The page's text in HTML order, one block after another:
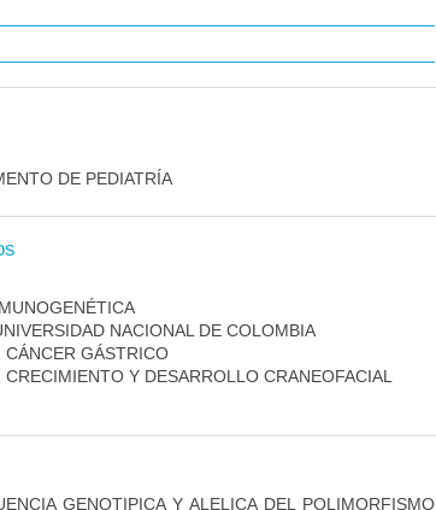
DE PEDIATRÍA
NACIONAL DE COLOMBIA
GÁSTRICO
Y DESARROLLO CRANEOFACIAL
GENOTIPICA Y ALELICA DEL POLIMORFISMO